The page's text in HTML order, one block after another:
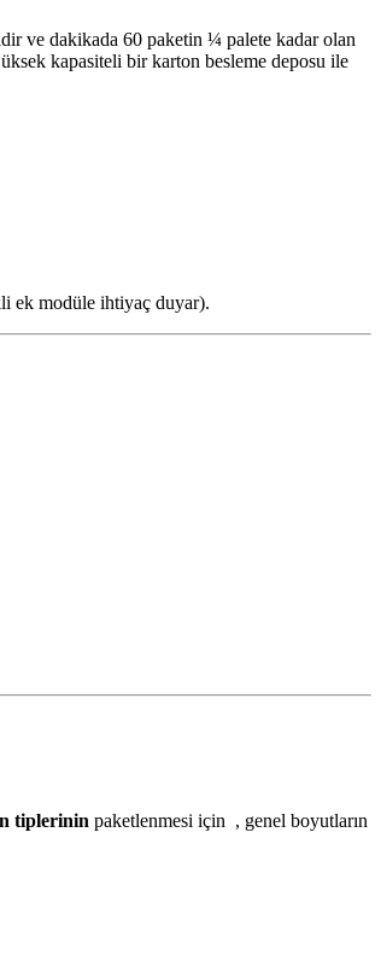
ve dakikada 60 paketin ¼ palete kadar olan
kapasiteli bir karton besleme deposu ile
ek modüle ihtiyaç duyar).
tiplerinin paketlenmesi için , genel boyutların